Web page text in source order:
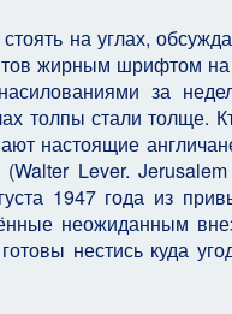
на углах,
жирным шрифтом
за
толпы стали толще.
настоящие
Lever.
1947 года из
неожиданным
нестись куда